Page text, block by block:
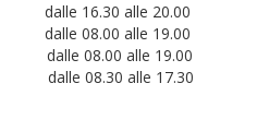
16.30 alle 20.00
08.00 alle 19.00
08.00 alle 19.00
08.30 alle 17.30